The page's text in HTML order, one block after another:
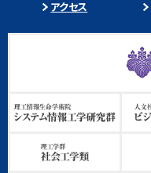
アクセス